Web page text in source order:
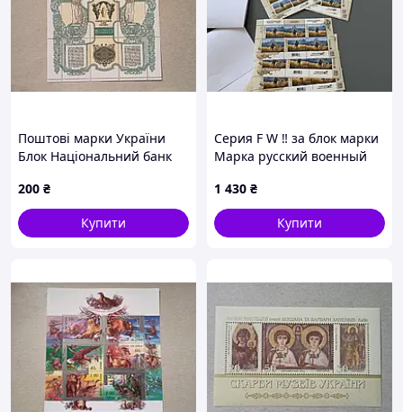
Поштові марки України
Блок Національний банк
200 ₴
Купити
Серия F W ‼️ за блок марки
Марка русский военный
почтовых марок поштових
марок укрпошта укрпочта
филателия к
1 430 ₴
Купити